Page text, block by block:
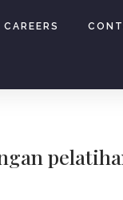
CAREERS